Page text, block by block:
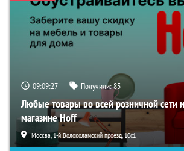
09:09:26 Получили:83
Любые товары во всей розничной сети
магазине Hoff
Москва, 1-й Волоколамский проезд, 10с1